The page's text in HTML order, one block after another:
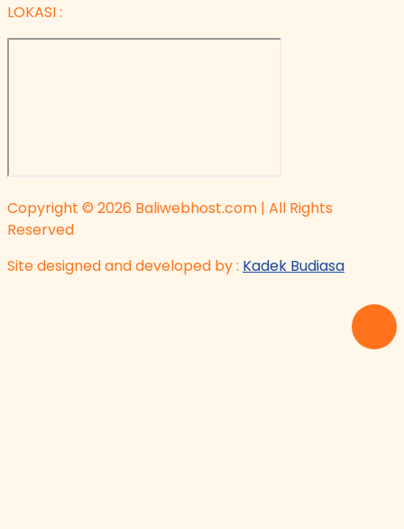
LOKASI :
Copyright © 2026 Baliwebhost.com | All Rights
Reserved
Site designed and developed by : Kadek Budiasa